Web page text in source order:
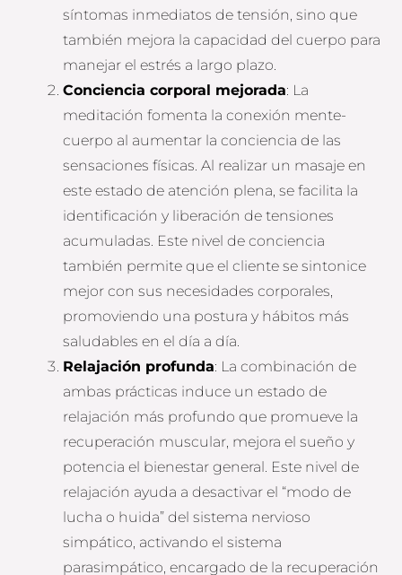
síntomas inmediatos de tensión, sino que
también mejora la capacidad del cuerpo para
manejar el estrés a largo plazo.
Conciencia corporal mejorada: La
meditación fomenta la conexión mente-
cuerpo al aumentar la conciencia de las
sensaciones físicas. Al realizar un masaje en
este estado de atención plena, se facilita la
identificación y liberación de tensiones
acumuladas. Este nivel de conciencia
también permite que el cliente se sintonice
mejor con sus necesidades corporales,
promoviendo una postura y hábitos más
saludables en el día a día.
Relajación profunda: La combinación de
ambas prácticas induce un estado de
relajación más profundo que promueve la
recuperación muscular, mejora el sueño y
potencia el bienestar general. Este nivel de
relajación ayuda a desactivar el “modo de
lucha o huida” del sistema nervioso
simpático, activando el sistema
parasimpático, encargado de la recuperación